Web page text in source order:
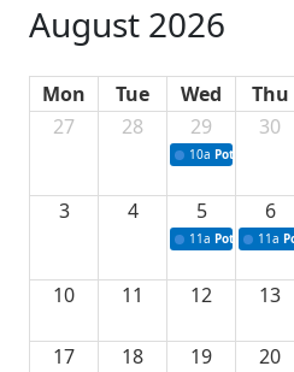
August 2026
Mon Tue Wed Thu
27
28 29
10a
30
3 4 5
11a Potpisivanje
6
11a
10 11 12 13
17 18 19 20